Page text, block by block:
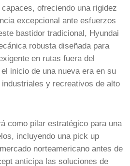
ofreciendo una rigidez
excepcional ante esfuerzos
bastidor tradicional, Hyundai
robusta diseñada para
en rutas fuera del
inicio de una nueva era en su
y recreativos de alto
como pilar estratégico para una
incluyendo una pick up
norteamericano antes de
anticipa las soluciones de